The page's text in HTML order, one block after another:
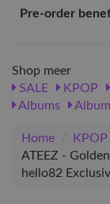
Pre-order
Shop meer
SALE
KPOP
Albums
Home / KPOP
ATEEZ -
hello82